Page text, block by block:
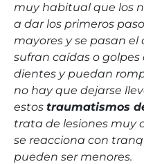
muy habitual que los
a dar los primeros
mayores y se pasan
sufran caídas o
dientes y puedan
no hay que dejarse
estos traumatismos
trata de lesiones muy
se reacciona con
pueden ser menores.